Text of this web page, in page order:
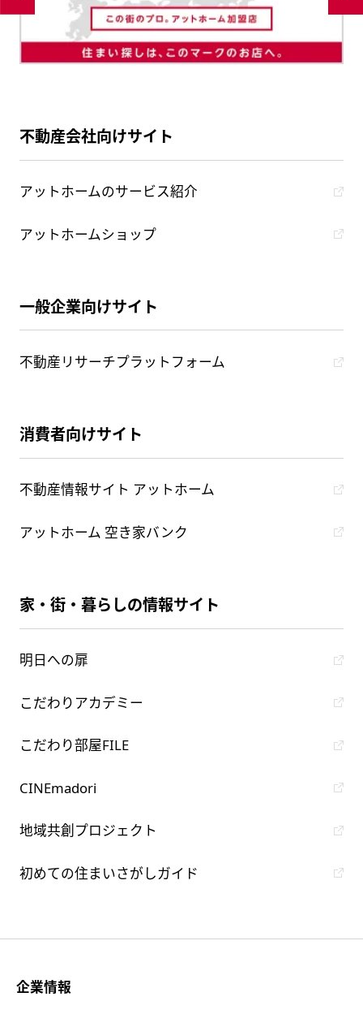
不動産会社向けサイト
アットホームのサービス紹介
アットホームショップ
一般企業向けサイト
不動産リサーチプラットフォーム
消費者向けサイト
不動産情報サイト アットホーム
アットホーム 空き家バンク
家・街・暮らしの情報サイト
明日への扉
こだわりアカデミー
こだわり部屋FILE
CINEmadori
地域共創プロジェクト
初めての住まいさがしガイド
企業情報